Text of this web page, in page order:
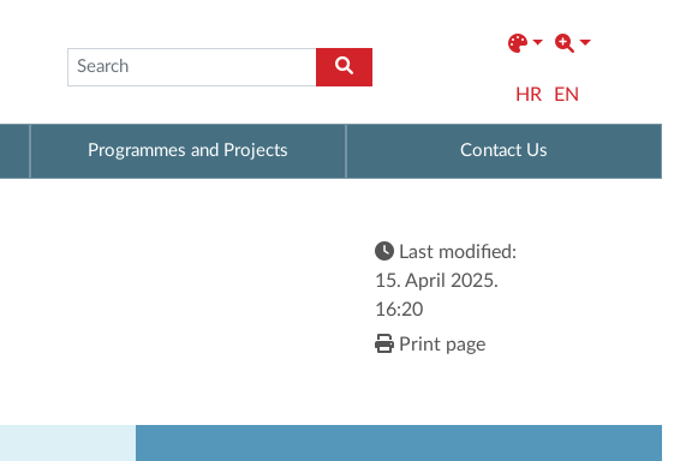
HR EN
Programmes and Projects Contact Us
Last modified:
15. April 2025.
16:20
Print page